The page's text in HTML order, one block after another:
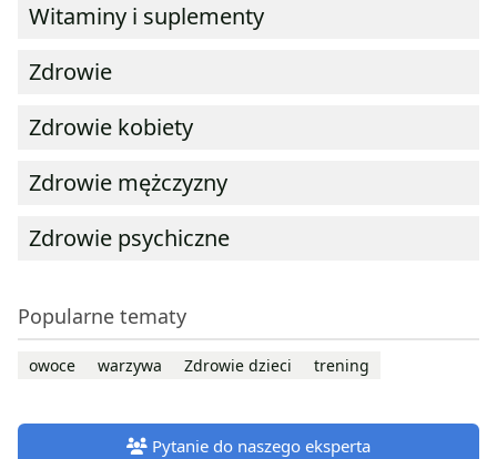
Witaminy i suplementy
Zdrowie
Zdrowie kobiety
Zdrowie mężczyzny
Zdrowie psychiczne
Popularne tematy
owoce warzywa Zdrowie dzieci trening
Pytanie do naszego eksperta